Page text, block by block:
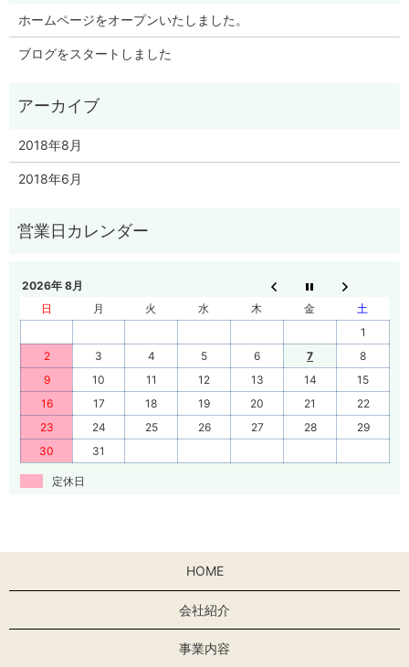
ホームページをオープンいたしました。
ブログをスタートしました
2018年8月
2018年6月
2026年 8月
日
月 火 水 木 金
土
1
2
3 4 5 6 7
8
9
10 11 12 13 14
15
16
17 18 19 20 21
22
23
24 25 26 27 28
29
30
31
定休日
HOME
会社紹介
事業内容